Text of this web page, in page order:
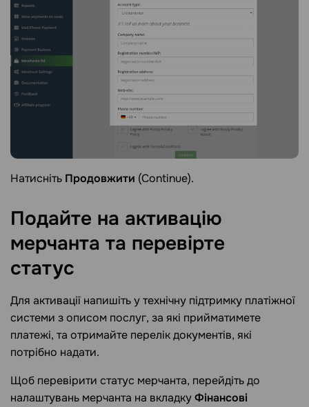
Натисніть Продовжити (Continue).
Подайте на активацію
мерчанта та перевірте
статус
Для активації напишіть у технічну підтримку платіжної
системи з описом послуг, за які прийматимете
платежі, та отримайте перелік документів, які
потрібно надати.
Щоб перевірити статус мерчанта, перейдіть до
налаштувань мерчанта на вкладкуФінансові